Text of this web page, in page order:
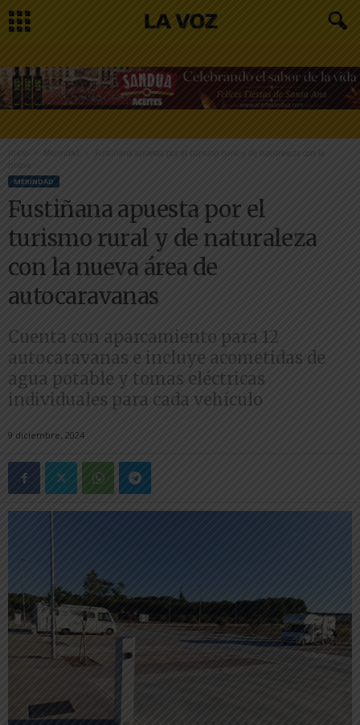
Inicio
Fustiñana apuesta por el turismo rural y de naturaleza con la
nueva...
MERINDAD
Fustiñana apuesta por el
turismo rural y de naturaleza
con la nueva área de
autocaravanas
Cuenta con aparcamiento para 12
autocaravanas e incluye acometidas de
agua potable y tomas eléctricas
individuales para cada vehículo
9 diciembre, 2024